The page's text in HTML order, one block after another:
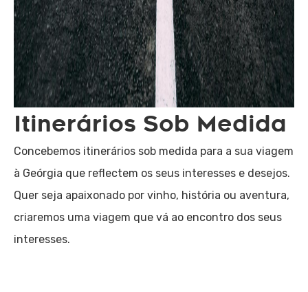
Itinerários Sob Medida
Concebemos itinerários sob medida para a sua viagem
à Geórgia que reflectem os seus interesses e desejos.
Quer seja apaixonado por vinho, história ou aventura,
criaremos uma viagem que vá ao encontro dos seus
interesses.